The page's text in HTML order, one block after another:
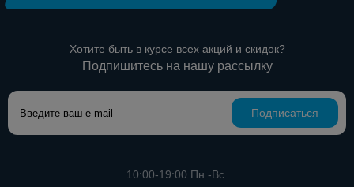
Хотите быть в курсе всех акций и скидок?
Подпишитесь на нашу рассылку
Подписаться
10:00-19:00 Пн.-Вс.